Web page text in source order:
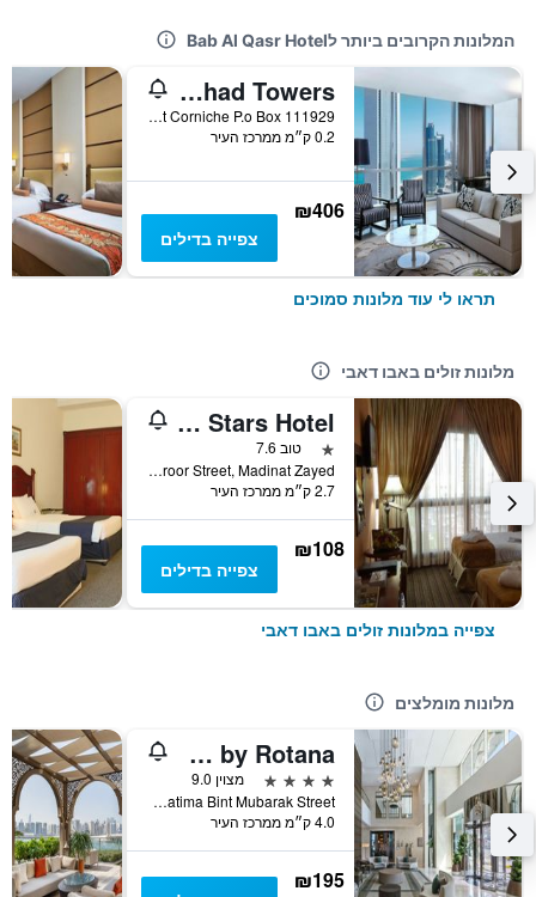
המלונות הקרובים ביותר לBab Al Qasr Hotel
Conrad Abu Dhabi Etihad Towers
West Corniche P.o Box 111929, אבו דאבי, איחוד האמירויות הערביות
0.2 ק״מ ממרכז העיר
₪406
צפייה בדילים
תראו לי עוד מלונות סמוכים
מלונות זולים באבו דאבי
Palette Top Stars Hotel
כוכב 1טוב 7.6
Muroor Street, Madinat Zayed, אבו דאבי, איחוד האמירויות הערביות
2.7 ק״מ ממרכז העיר
₪108
צפייה בדילים
צפייה במלונות זולים באבו דאבי
מלונות מומלצים
Al Maha Arjaan by Rotana
4 כוכבים
מצוין 9.0
Fatima Bint Mubarak Street, אבו דאבי, איחוד האמירויות הערביות
4.0 ק״מ ממרכז העיר
₪195